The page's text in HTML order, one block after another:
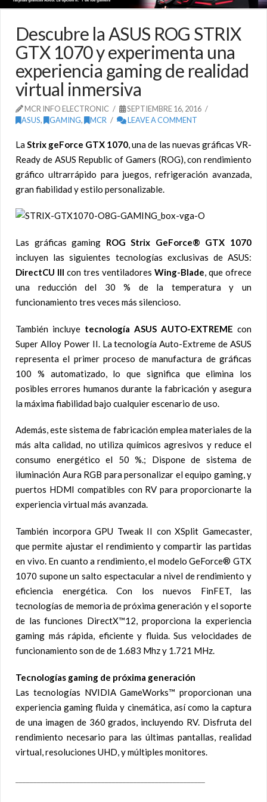
Descubre la ASUS ROG STRIX
GTX 1070 y experimenta una
experiencia gaming de realidad
virtual inmersiva
MCR INFO ELECTRONIC
SEPTIEMBRE 16, 2016
ASUS, GAMING, MCR LEAVE A COMMENT
LaStrix geForce GTX 1070, una de las nuevas gráficas VR-
Ready de ASUS Republic of Gamers (ROG), con rendimiento
gráfico ultrarrápido para juegos, refrigeración avanzada,
gran fiabilidad y estilo personalizable.
Las gráficas gaming ROG Strix GeForce® GTX 1070
incluyen las siguientes tecnologías exclusivas de ASUS:
DirectCU III con tres ventiladores Wing-Blade, que ofrece
una reducción del 30 % de la temperatura y un
funcionamiento tres veces más silencioso.
También incluye tecnología ASUS AUTO-EXTREME con
Super Alloy Power II. La tecnología Auto-Extreme de ASUS
representa el primer proceso de manufactura de gráficas
100 % automatizado, lo que significa que elimina los
posibles errores humanos durante la fabricación y asegura
la máxima fiabilidad bajo cualquier escenario de uso.
Además, este sistema de fabricación emplea materiales de la
más alta calidad, no utiliza químicos agresivos y reduce el
consumo energético el 50 %.; Dispone de sistema de
iluminación Aura RGB para personalizar el equipo gaming, y
puertos HDMI compatibles con RV para proporcionarte la
experiencia virtual más avanzada.
También incorpora GPU Tweak II con XSplit Gamecaster,
que permite ajustar el rendimiento y compartir las partidas
en vivo. En cuanto a rendimiento, el modelo GeForce® GTX
1070 supone un salto espectacular a nivel de rendimiento y
eficiencia energética. Con los nuevos FinFET, las
tecnologías de memoria de próxima generación y el soporte
de las funciones DirectX™12, proporciona la experiencia
gaming más rápida, eficiente y fluida. Sus velocidades de
funcionamiento son de de 1.683 Mhz y 1.721 MHz.
Tecnologías gaming de próxima generación
Las tecnologías NVIDIA GameWorks™ proporcionan una
experiencia gaming fluida y cinemática, así como la captura
de una imagen de 360 grados, incluyendo RV. Disfruta del
rendimiento necesario para las últimas pantallas, realidad
virtual, resoluciones UHD, y múltiples monitores.